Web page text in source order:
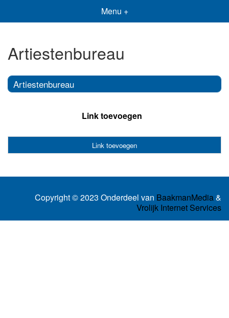
Menu +
Artiestenbureau
Artiestenbureau
Link toevoegen
Link toevoegen
Copyright © 2023 Onderdeel van BaakmanMedia&
Vrolijk Internet Services